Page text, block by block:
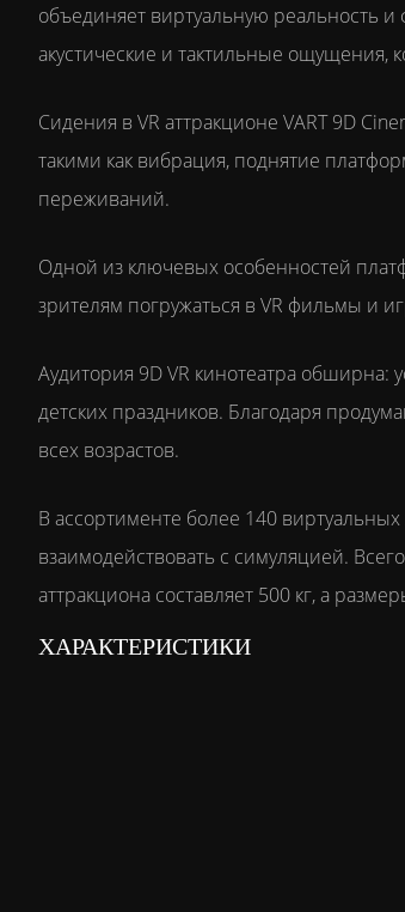
объединяет виртуальную реальность
акустические и тактильные ощущения,
Сидения в VR аттракционе VART 9D
такими как вибрация, поднятие
переживаний.
Одной из ключевых особенностей
зрителям погружаться в VR фильмы и
Аудитория 9D VR кинотеатра
детских праздников. Благодаря
всех возрастов.
В ассортименте более 140
взаимодействовать с симуляцией.
аттракциона составляет 500 кг, а
ХАРАКТЕРИСТИКИ